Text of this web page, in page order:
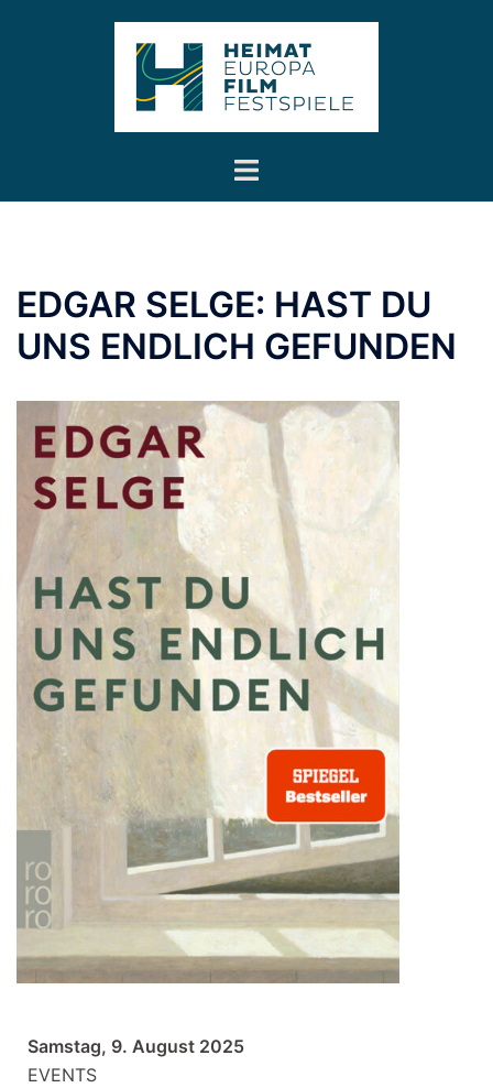
Menü
EDGAR SELGE: HAST DU
UNS ENDLICH GEFUNDEN
Samstag, 9. August 2025
EVENTS